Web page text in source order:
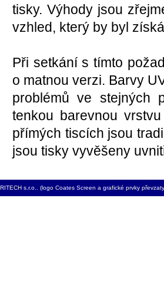
tisky. Výhody jsou
vzhled, který by byl
Při setkání s tímto
o matnou verzi. Barvy
problémů ve stejných
tenkou barevnou
přímých tiscích jsou
jsou tisky vyvěšeny
s.r.o.. (logo Coates Screen a grafické prvky